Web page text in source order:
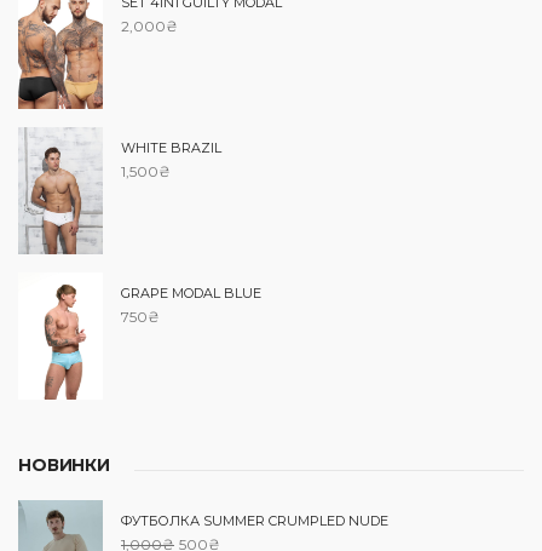
2,000₴
WHITE BRAZIL
1,500₴
GRAPE MODAL BLUE
750₴
НОВИНКИ
ФУТБОЛКА SUMMER CRUMPLED NUDE
1,000₴ 500₴